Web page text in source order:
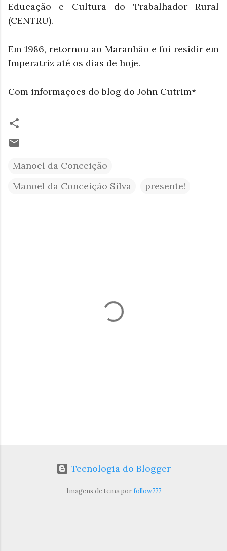
Educação e Cultura do Trabalhador Rural
(CENTRU).
Em 1986, retornou ao Maranhão e foi residir em
Imperatriz até os dias de hoje.
Com informações do blog do John Cutrim*
Manoel da Conceição
Manoel da Conceição Silva
presente!
Tecnologia do Blogger
Imagens de tema porfollow777